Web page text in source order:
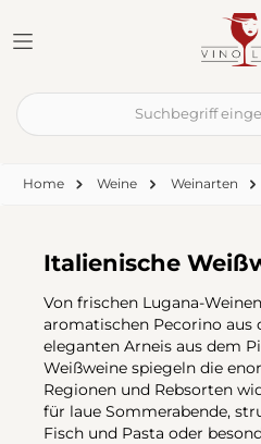
Home Weine Weinarten
Italienische
Von frischen Lugana-
aromatischen Pecorino aus
eleganten Arneis aus dem
Weißweine spiegeln die
Regionen und Rebsorten
für laue Sommerabende,
Fisch und Pasta oder